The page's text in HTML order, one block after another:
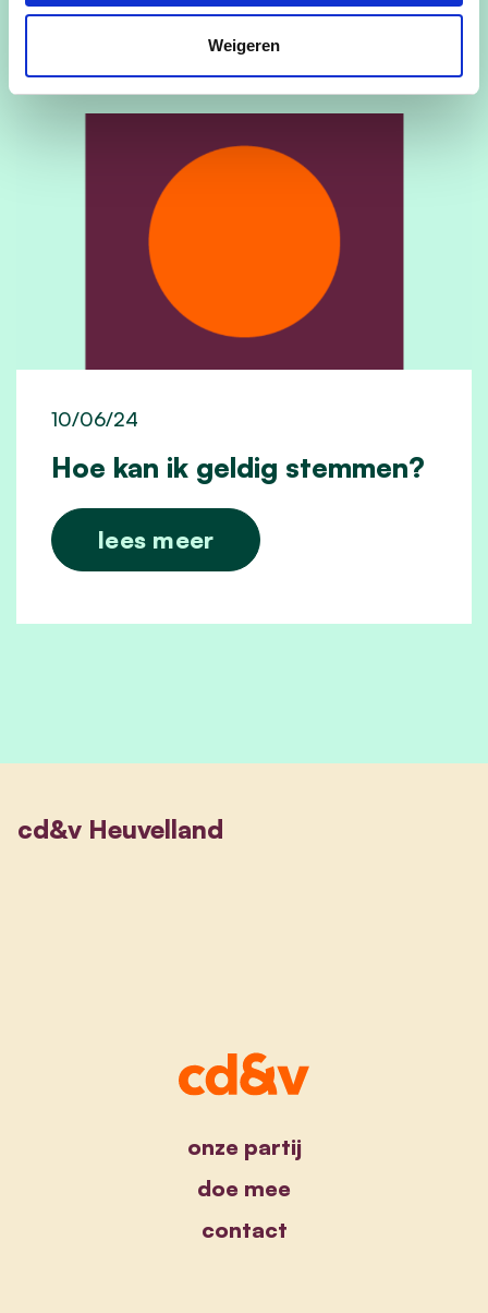
Weigeren
Hoe kan ik geldig stemmen?
10/06/24
lees meer
cd&v Heuvelland
onze partij
doe mee
contact